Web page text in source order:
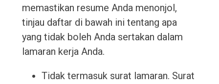
memastikan resume Anda menonjol,
tinjau daftar di bawah ini tentang apa
yang tidak boleh Anda sertakan dalam
lamaran kerja Anda.
Tidak termasuk surat lamaran. Surat